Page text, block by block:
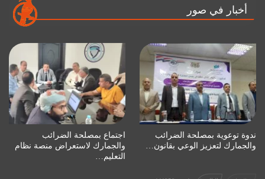
أخبار في صور
ندوة توعوية بمصلحة الضرائب
والجمارك لتعزيز الوعي بقانون…
اجتماع بمصلحة الضرائب
والجمارك لاستعراض منصة نظام
التعليم…